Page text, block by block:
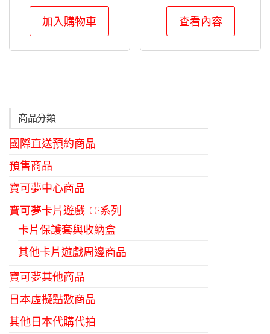
加入購物車 查看內容
商品分類
國際直送預約商品
預售商品
寶可夢中心商品
寶可夢卡片遊戲TCG系列
卡片保護套與收納盒
其他卡片遊戲周邊商品
寶可夢其他商品
日本虛擬點數商品
其他日本代購代拍